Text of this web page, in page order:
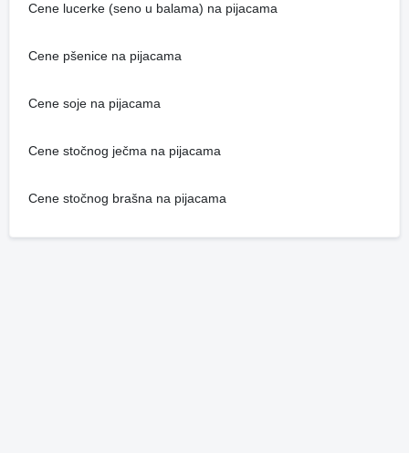
Cene lucerke (seno u balama) na pijacama
Cene pšenice na pijacama
Cene soje na pijacama
Cene stočnog ječma na pijacama
Cene stočnog brašna na pijacama